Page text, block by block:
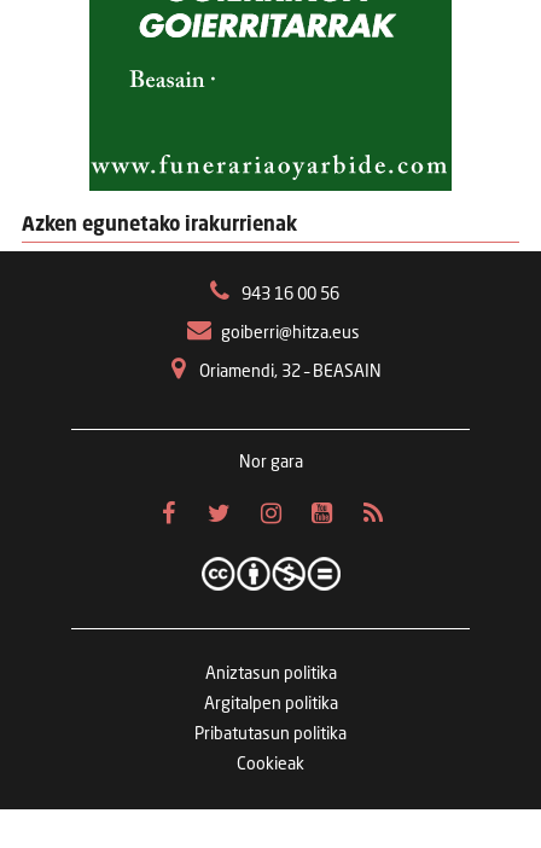
Azken egunetako irakurrienak
943 16 00 56
goiberri@hitza.eus
Oriamendi, 32 – BEASAIN
Nor gara
Aniztasun politika
Argitalpen politika
Pribatutasun politika
Cookieak